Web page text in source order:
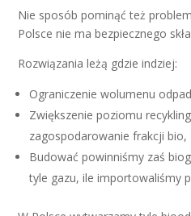
Nie sposób pominąć też
Polsce nie ma bezpiecznego
Rozwiązania leżą gdzie indziej:
Ograniczenie wolumenu
Zwiększenie poziomu
zagospodarowanie frakcji bio,
Budować powinniśmy zaś
tyle gazu, ile importowaliśmy